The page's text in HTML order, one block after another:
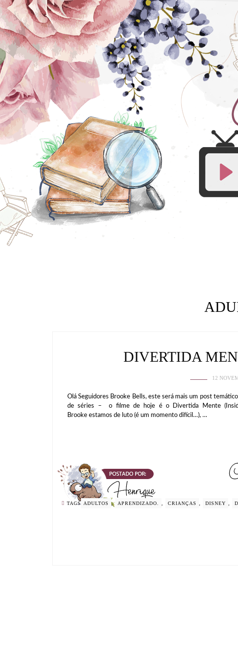
DIVERTIDA
12
Olá Seguidores Brooke Bells, este será mais um post
de séries – o filme de hoje é o Divertida Mente
Brooke estamos de luto (é um momento difícil…), …
TAGS ADULTOS , APRENDIZADO. , CRIANÇAS , DISNEY ,